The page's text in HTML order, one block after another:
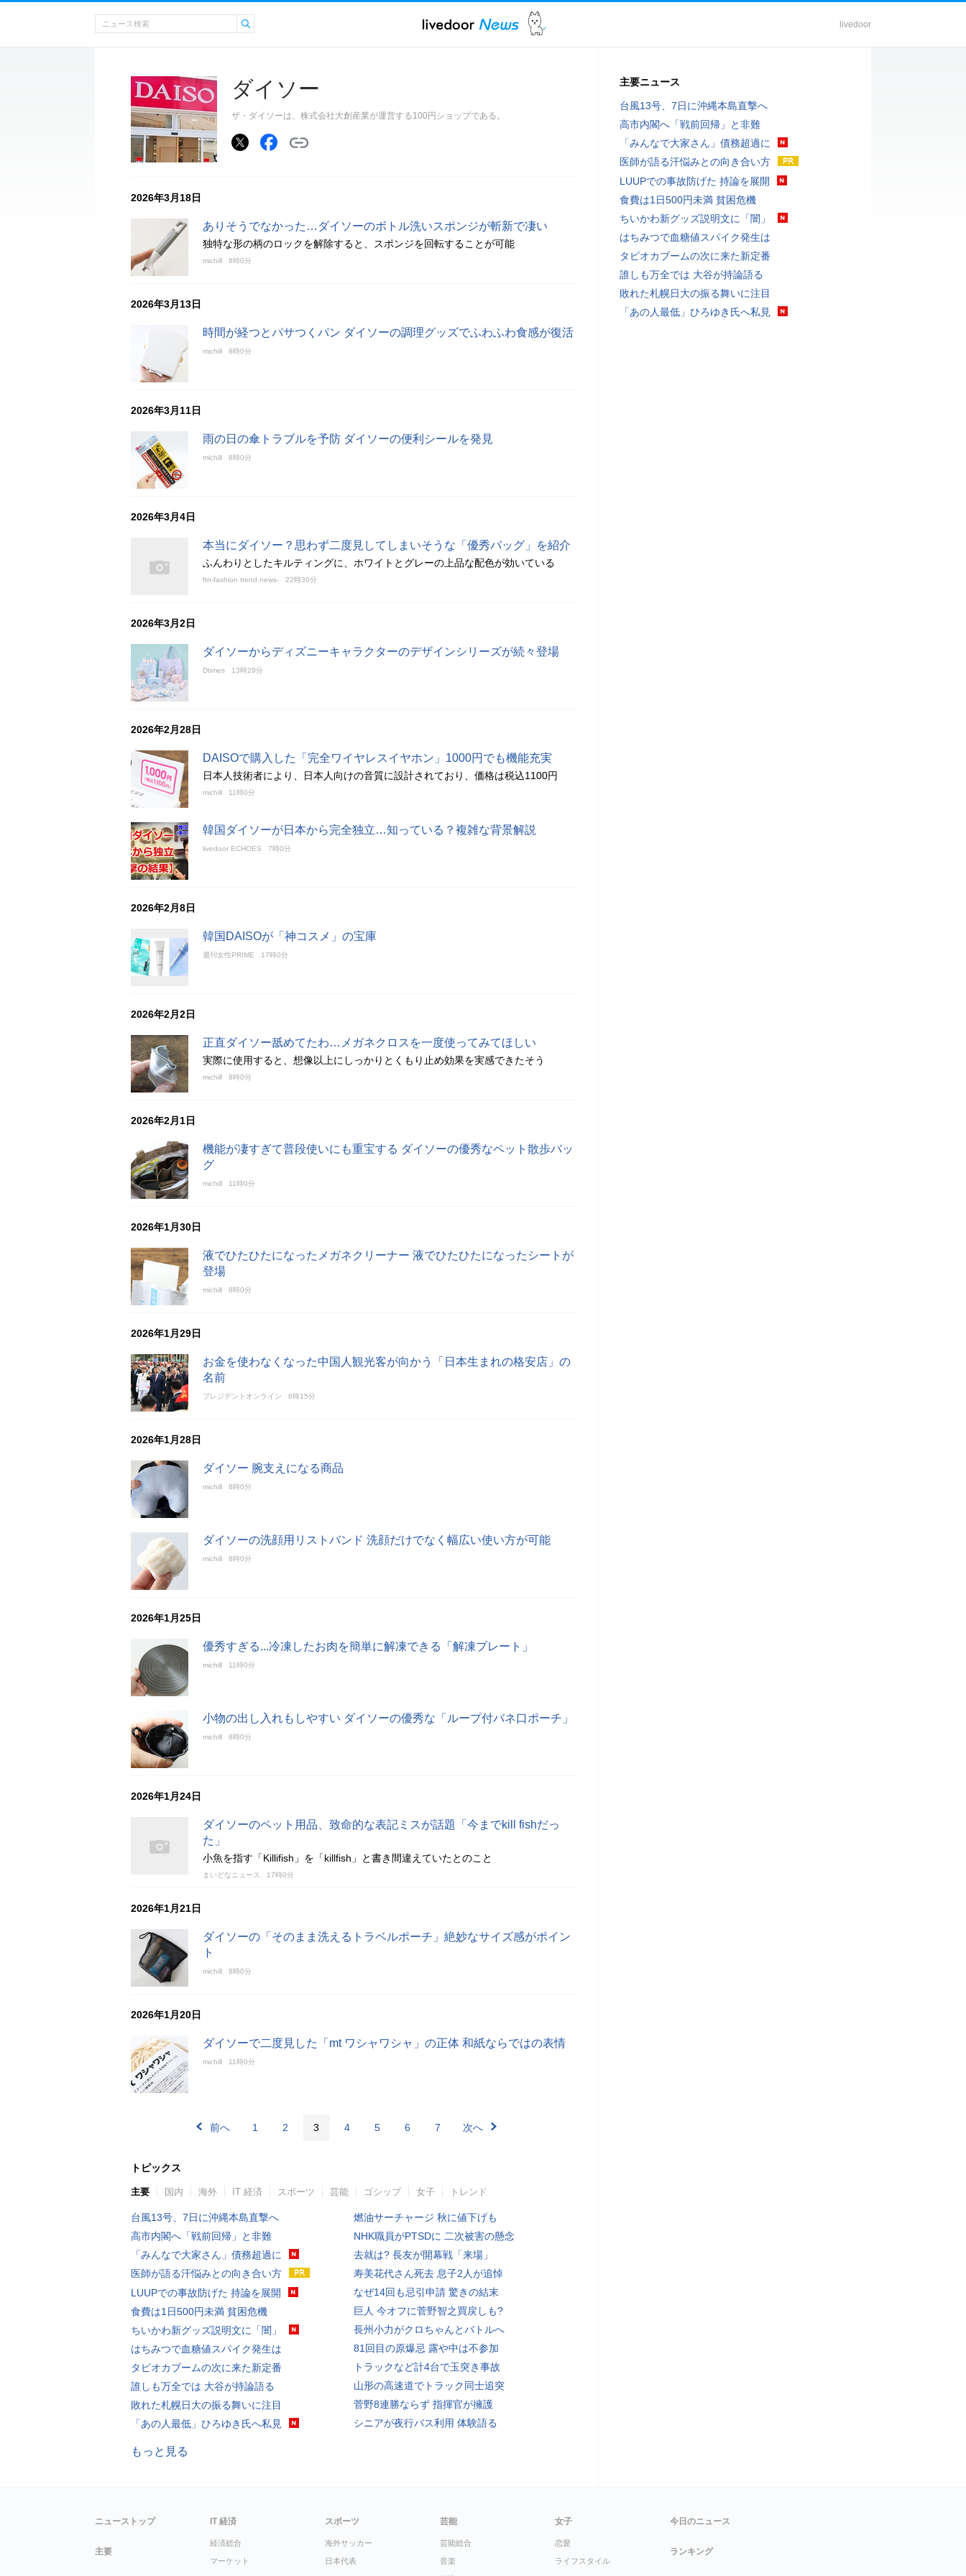
livedoor
ダイソー
ザ・ダイソーは、株式会社大創産業が運営する100円ショップである。
2026年3月18日
ありそうでなかった…ダイソーのボトル洗いスポンジが斬新で凄い
独特な形の柄のロックを解除すると、スポンジを回転することが可能
michill 8時0分
2026年3月13日
時間が経つとパサつくパン ダイソーの調理グッズでふわふわ食感が復活
michill 8時0分
2026年3月11日
雨の日の傘トラブルを予防 ダイソーの便利シールを発見
michill 8時0分
2026年3月4日
本当にダイソー？思わず二度見してしまいそうな「優秀バッグ」を紹介
ふんわりとしたキルティングに、ホワイトとグレーの上品な配色が効いている
ftn-fashion trend news- 22時30分
2026年3月2日
ダイソーからディズニーキャラクターのデザインシリーズが続々登場
Dtimes 13時29分
2026年2月28日
DAISOで購入した「完全ワイヤレスイヤホン」1000円でも機能充実
日本人技術者により、日本人向けの音質に設計されており、価格は税込1100円
michill 11時0分
韓国ダイソーが日本から完全独立…知っている？複雑な背景解説
livedoor ECHOES 7時0分
2026年2月8日
韓国DAISOが「神コスメ」の宝庫
週刊女性PRIME 17時0分
2026年2月2日
正直ダイソー舐めてたわ…メガネクロスを一度使ってみてほしい
実際に使用すると、想像以上にしっかりとくもり止め効果を実感できたそう
michill 8時0分
2026年2月1日
機能が凄すぎて普段使いにも重宝する ダイソーの優秀なペット散歩バッ
グ
michill 11時0分
2026年1月30日
液でひたひたになったメガネクリーナー 液でひたひたになったシートが
登場
michill 8時0分
2026年1月29日
お金を使わなくなった中国人観光客が向かう「日本生まれの格安店」の
名前
プレジデントオンライン 6時15分
2026年1月28日
ダイソー 腕支えになる商品
michill 8時0分
ダイソーの洗顔用リストバンド 洗顔だけでなく幅広い使い方が可能
michill 8時0分
2026年1月25日
優秀すぎる...冷凍したお肉を簡単に解凍できる「解凍プレート」
michill 11時0分
小物の出し入れもしやすい ダイソーの優秀な「ループ付バネ口ポーチ」
michill 8時0分
2026年1月24日
ダイソーのペット用品、致命的な表記ミスが話題「今までkill fishだっ
た」
小魚を指す「Killifish」を「killfish」と書き間違えていたとのこと
まいどなニュース 17時0分
2026年1月21日
ダイソーの「そのまま洗えるトラベルポーチ」絶妙なサイズ感がポイン
ト
michill 8時0分
2026年1月20日
ダイソーで二度見した「mt ワシャワシャ」の正体 和紙ならではの表情
michill 11時0分
前へ 1 2 3 4 5 6 7 次へ
トピックス
主要 国内 海外 IT 経済 スポーツ 芸能 ゴシップ 女子 トレンド
台風13号、7日に沖縄本島直撃へ
高市内閣へ「戦前回帰」と非難
「みんなで大家さん」債務超過に
医師が語る汗悩みとの向き合い方
LUUPでの事故防げた 持論を展開
食費は1日500円未満 貧困危機
ちいかわ新グッズ説明文に「闇」
はちみつで血糖値スパイク発生は
タピオカブームの次に来た新定番
誰しも万全では 大谷が持論語る
敗れた札幌日大の振る舞いに注目
「あの人最低」ひろゆき氏へ私見
燃油サーチャージ 秋に値下げも
NHK職員がPTSDに 二次被害の懸念
去就は? 長友が開幕戦「来場」
寿美花代さん死去 息子2人が追悼
なぜ14回も忌引申請 驚きの結末
巨人 今オフに菅野智之買戻しも?
長州小力がクロちゃんとバトルへ
81回目の原爆忌 露や中は不参加
トラックなど計4台で玉突き事故
山形の高速道でトラック同士追突
菅野8連勝ならず 指揮官が擁護
シニアが夜行バス利用 体験語る
もっと見る
主要ニュース
台風13号、7日に沖縄本島直撃へ
高市内閣へ「戦前回帰」と非難
「みんなで大家さん」債務超過に
医師が語る汗悩みとの向き合い方
LUUPでの事故防げた 持論を展開
食費は1日500円未満 貧困危機
ちいかわ新グッズ説明文に「闇」
はちみつで血糖値スパイク発生は
タピオカブームの次に来た新定番
誰しも万全では 大谷が持論語る
敗れた札幌日大の振る舞いに注目
「あの人最低」ひろゆき氏へ私見
ニューストップ
主要
IT 経済
経済総合
マーケット
スポーツ
海外サッカー
日本代表
芸能
芸能総合
音楽
女子
恋愛
ライフスタイル
今日のニュース
ランキング